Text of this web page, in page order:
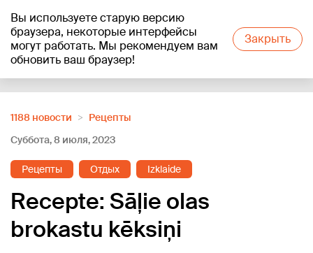
Вы используете старую версию
браузера, некоторые интерфейсы
могут работать. Мы рекомендуем вам
обновить ваш браузер!
Закрыть
+21°C
1188 новости
Рецепты
Суббота, 8 июля, 2023
Рецепты Отдых Izklaide
Recepte: Sāļie olas
brokastu kēksiņi